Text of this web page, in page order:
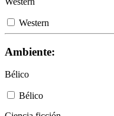
Western
Ambiente:
Bélico
Bélico